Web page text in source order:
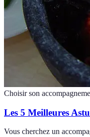
Choisir son
Les 5 Meilleures
Vous cherchez un